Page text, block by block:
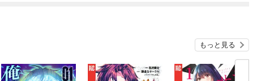
もっと見る